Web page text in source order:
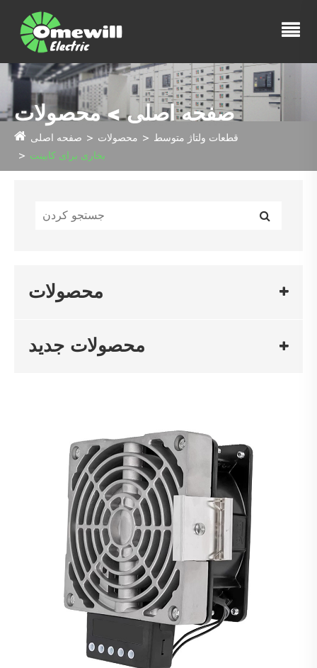
صفحه اصلی > محصولات
صفحه اصلی محصولات
قطعات ولتاژ متوسط
بخاری برای کابینت
محصولات
محصولات جدید